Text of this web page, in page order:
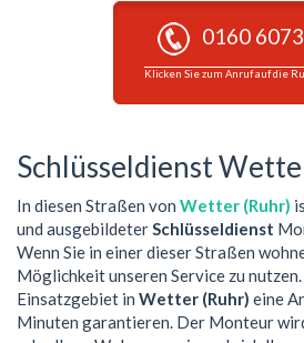
0160
Klicken Sie zum Anruf auf die
Schlüsseldienst
In diesen Straßen von Wetter (Ruhr)
und ausgebildeterSchlüsseldienst
Wenn Sie in einer dieser Straßen
Möglichkeit unseren Service zu
Einsatzgebiet in Wetter (Ruhr) eine
Minuten garantieren. Der Monteur